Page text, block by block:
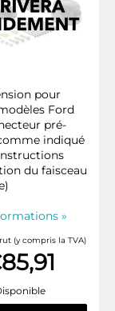
pour
Ford
pré-
indiqué
du faisceau
»
(y compris la TVA)